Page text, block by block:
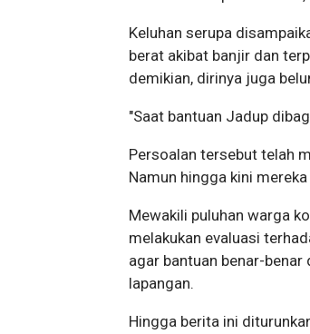
Keluhan serupa
berat akibat banjir dan
demikian, dirinya juga
"Saat bantuan Jadup
Persoalan tersebut telah
Namun hingga kini
Mewakili puluhan warga
melakukan evaluasi
agar bantuan benar-
lapangan.
Hingga berita ini